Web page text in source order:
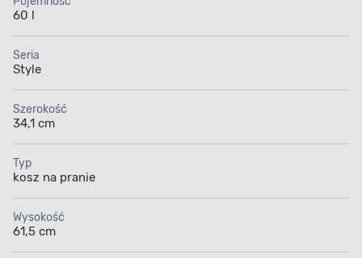
60 l
Seria
Style
Szerokość
34,1 cm
Typ
kosz na pranie
Wysokość
61,5 cm